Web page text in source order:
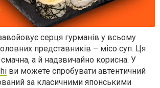
серця гурманів у всьому
головних представників – місо суп. Ця
смачна, а й надзвичайно корисна. У
ви можете спробувати автентичний
за класичними японськими